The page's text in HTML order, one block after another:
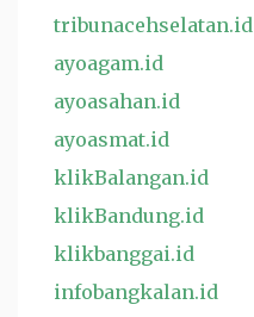
tribunacehselatan.id
ayoagam.id
ayoasahan.id
ayoasmat.id
klikBalangan.id
klikBandung.id
klikbanggai.id
infobangkalan.id